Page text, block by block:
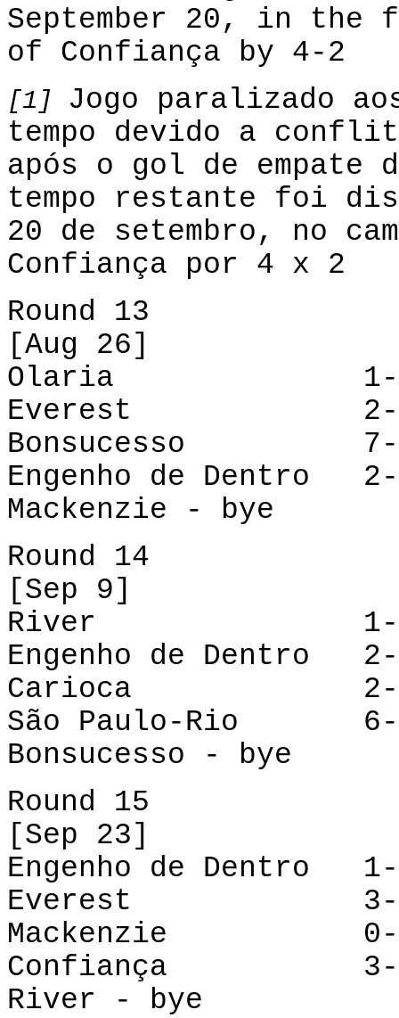
September 20,
in the
of Confiança by 4-2
[1] Jogo paralizado
tempo devido a
após o gol de empate
tempo restante foi
20 de setembro, no
Confiança por 4 x 2
Round 13
[Aug 26]
Olaria
1-
Everest
2-
Bonsucesso
7-
Engenho de Dentro
Mackenzie - bye
Round 14
[Sep 9]
River
1-
Engenho de Dentro
Carioca
2-
São Paulo-Rio
6-
Bonsucesso - bye
Round 15
[Sep 23]
Engenho de Dentro
Everest
3-
Mackenzie
0-
Confiança
3-
River - bye